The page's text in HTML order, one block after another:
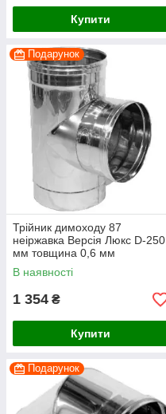
Купити
Подарунок
Трійник димоходу 87
неіржавка Версія Люкс D-250
мм товщина 0,6 мм
В наявності
1 354 ₴
Купити
Подарунок